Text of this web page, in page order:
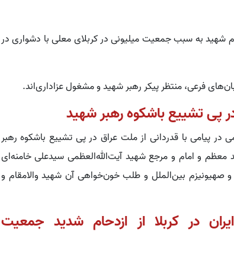
شهید به سبب جمعیت میلیونی در کربلای معلی با دشواری در
پی تشییع باشکوه رهبر شهید
در پیامی با قدردانی از ملت عراق در پی تشییع باشکوه رهبر
معظم و امام و مرجع شهید آیت‌الله‌العظمی سیدعلی خامنه‌ای
صهیونیزم بین‌الملل و طلب خون‌خواهی آن شهید والامقام و
در کربلا از ازدحام شدید جمعیت